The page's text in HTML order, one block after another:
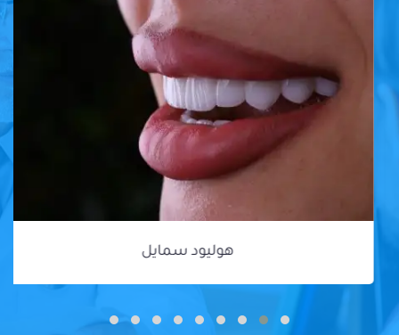
هوليود سمايل